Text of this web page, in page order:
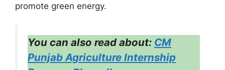
promote green energy.
You can also read about: CM
Punjab Agriculture Internship